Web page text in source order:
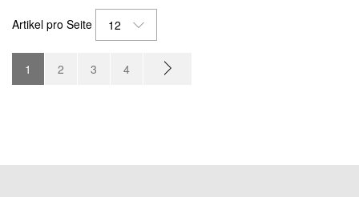
Artikel pro Seite 12
1 2 3 4